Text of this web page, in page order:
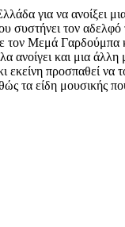
για να ανοίξει
συστήνει τον
Μεμά Γαρδούμπα
ανοίγει και μια
προσπαθεί
τα είδη μουσικής